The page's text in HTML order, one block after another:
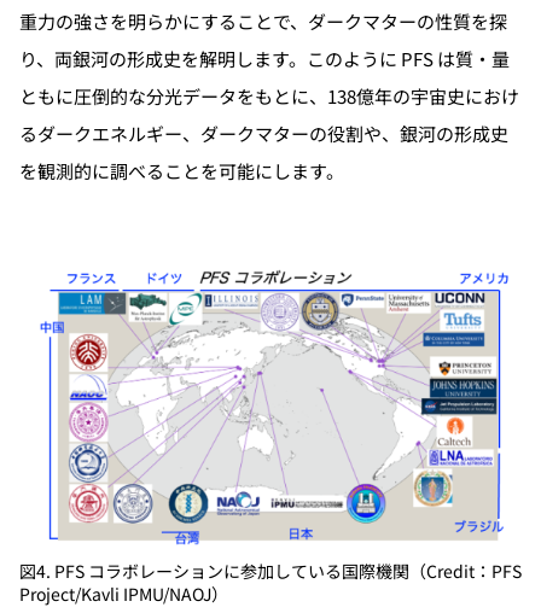
重力の強さを明らかにすることで、ダークマターの性質を探
り、両銀河の形成史を解明します。このように PFS は質・量
ともに圧倒的な分光データをもとに、138億年の宇宙史におけ
るダークエネルギー、ダークマターの役割や、銀河の形成史
を観測的に調べることを可能にします。
図4. PFS コラボレーションに参加している国際機関（Credit：PFS
Project/Kavli IPMU/NAOJ）